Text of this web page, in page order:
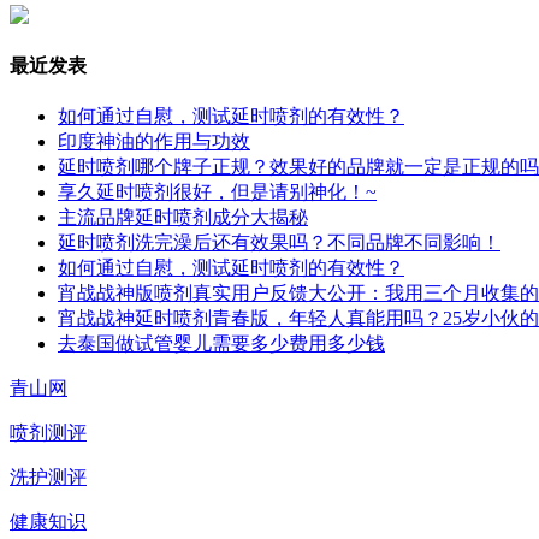
最近发表
如何通过自慰，测试延时喷剂的有效性？
印度神油的作用与功效
延时喷剂哪个牌子正规？效果好的品牌就一定是正规的吗
享久延时喷剂很好，但是请别神化！~
主流品牌延时喷剂成分大揭秘
延时喷剂洗完澡后还有效果吗？不同品牌不同影响！
如何通过自慰，测试延时喷剂的有效性？
宵战战神版喷剂真实用户反馈大公开：我用三个月收集
宵战战神延时喷剂青春版，年轻人真能用吗？25岁小伙
去泰国做试管婴儿需要多少费用多少钱
青山网
喷剂测评
洗护测评
健康知识